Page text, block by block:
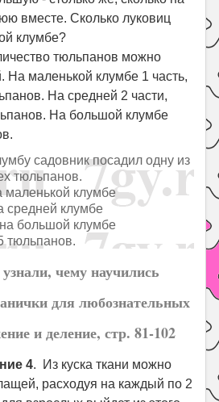
вместе. Сколько луковиц
клумбе?
тюльпанов можно
На маленькой клумбе 1 часть,
На средней 2 части,
На большой клумбе
садовник посадил одну из
тюльпанов.
маленькой клумбе
средней клумбе
большой клумбе
тюльпанов.
чему научились
для любознательных
и деление, стр. 81-102
4. Из куска ткани можно
расходуя на каждый по 2